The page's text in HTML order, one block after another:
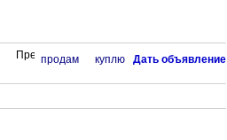
продам куплю Дaть объявление